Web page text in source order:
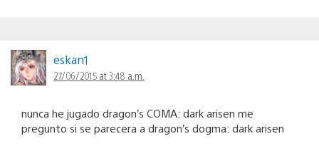
eskan1
27/06/2015 at 3:48 a.m.
nunca he jugado dragon’s COMA: dark arisen me
pregunto si se parecera a dragon’s dogma: dark arisen